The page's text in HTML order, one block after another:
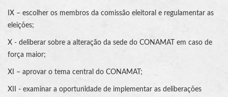
IX – escolher os membros da comissão eleitoral e regulamentar as
eleições;
X - deliberar sobre a alteração da sede do CONAMAT em caso de
força maior;
XI – aprovar o tema central do CONAMAT;
XII - examinar a oportunidade de implementar as deliberações